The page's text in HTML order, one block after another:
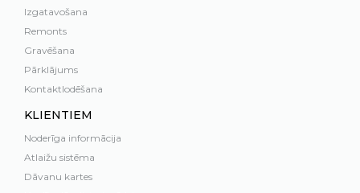
Izgatavošana
Remonts
Gravēšana
Pārklājums
Kontaktlodēšana
KLIENTIEM
Noderīga informācija
Atlaižu sistēma
Dāvanu kartes